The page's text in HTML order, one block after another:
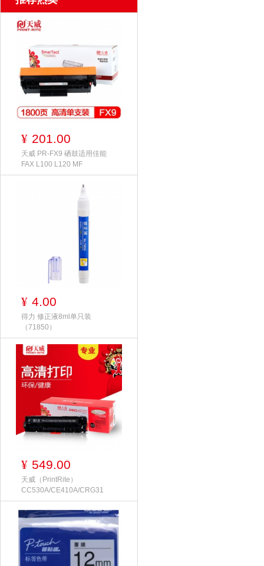
¥ 201.00
天威 PR-FX9 硒鼓适用佳能
FAX L100 L120 MF
¥ 4.00
得力 修正液8ml单只装
（71850）
¥ 549.00
天威（PrintRite）
CC530A/CE410A/CRG31